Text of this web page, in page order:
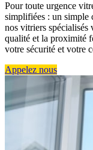
Pour toute urgence
simplifiées : un simple
nos vitriers
qualité et la proximité
votre sécurité et votre
Appelez nous